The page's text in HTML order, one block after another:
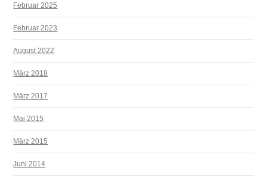
Februar 2025
Februar 2023
August 2022
März 2018
März 2017
Mai 2015
März 2015
Juni 2014